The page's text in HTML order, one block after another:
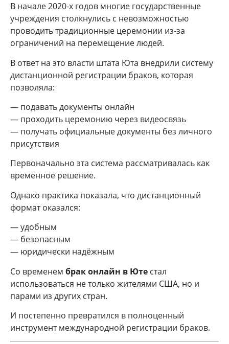
В начале 2020-х годов многие государственные
учреждения столкнулись с невозможностью
проводить традиционные церемонии из-за
ограничений на перемещение людей.
В ответ на это власти штата Юта внедрили систему
дистанционной регистрации браков, которая
позволяла:
— подавать документы онлайн
— проходить церемонию через видеосвязь
— получать официальные документы без личного
присутствия
Первоначально эта система рассматривалась как
временное решение.
Однако практика показала, что дистанционный
формат оказался:
— удобным
— безопасным
— юридически надёжным
Со временем брак онлайн в Юте стал
использоваться не только жителями США, но и
парами из других стран.
И постепенно превратился в полноценный
инструмент международной регистрации браков.